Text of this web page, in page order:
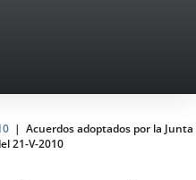
Acuerdos adoptados por la Junta
21-V-2010